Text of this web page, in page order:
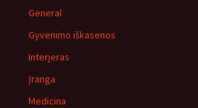
General
Gyvenimo iškasenos
Interjeras
Įranga
Medicina